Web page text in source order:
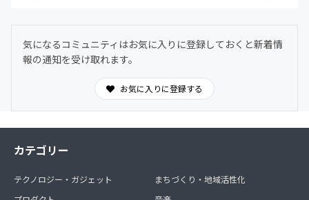
親子料理部事務局公式LINE
https://lin.ee/GnmnXQs
＜この特典を選ぶ＞をタップすると参加手続きに進めま
気になるコミュニティはお気に入りに登録しておくと新着情
報の通知を受け取れます。
お気に入りに登録する
カテゴリー
テクノロジー・ガジェット
まちづくり・地域活性化